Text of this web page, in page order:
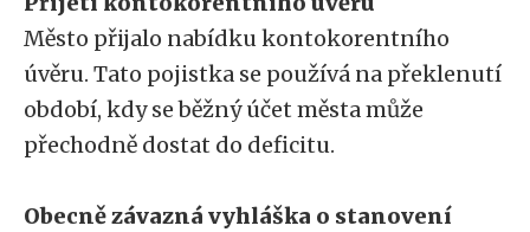
Město přijalo nabídku kontokorentního
úvěru. Tato pojistka se používá na překlenutí
období, kdy se běžný účet města může
přechodně dostat do deficitu.
Obecně závazná vyhláška o stanovení